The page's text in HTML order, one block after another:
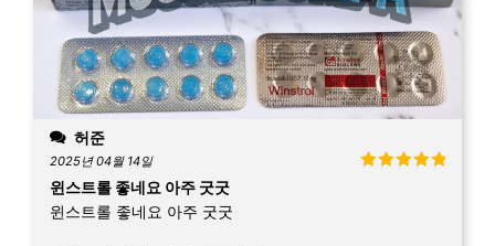
허준
2025년 04월 14일
윈스트롤 좋네요 아주 굿굿
윈스트롤 좋네요 아주 굿굿